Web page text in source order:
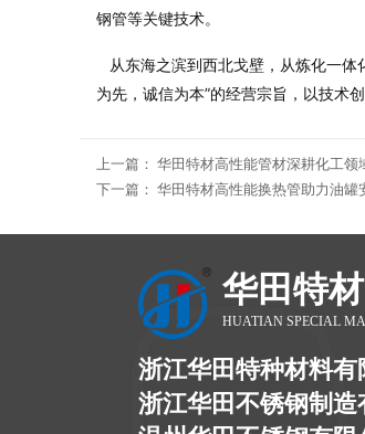
钢管等关键技术。
从东海之滨到西北戈壁，从炼化一体
为先，诚信为本”的经营宗旨，以技术
上一篇： 华田特材高性能管材深耕化工领
下一篇： 华田特材高性能换热管助力油罐
华田特材
HUATIAN SPECIAL
浙江华田特种材料有
浙江华田不锈钢制造